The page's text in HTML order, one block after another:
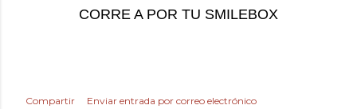
CORRE A POR TU SMILEBOX
Compartir
Enviar entrada por correo electrónico